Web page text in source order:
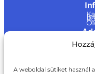
A weboldal sütiket használ
Jogi
Adatvédelmi